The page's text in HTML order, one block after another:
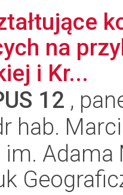
na
i Kr...
12 ,
hab.